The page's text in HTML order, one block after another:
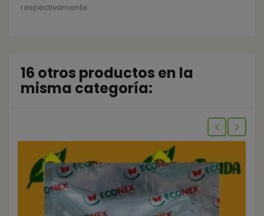
respectivamente.
16 otros productos en la
misma categoría: